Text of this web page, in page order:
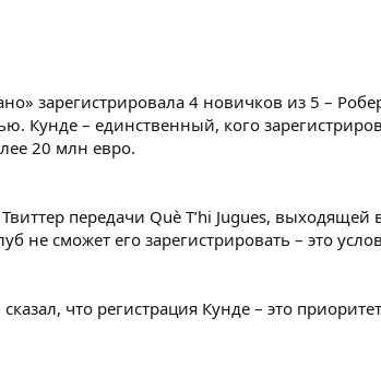
зарегистрировала 4 новичков из 5 –
Кунде – единственный, кого
20 млн евро.
передачи Què T’hi Jugues,
не сможет его зарегистрировать – это
что регистрация Кунде – это